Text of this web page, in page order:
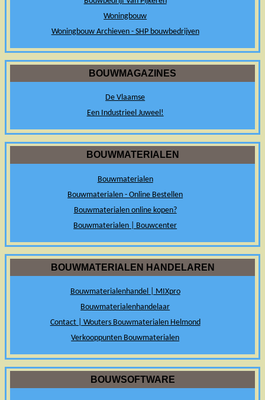
Woningbouw
Woningbouw Archieven - SHP bouwbedrijven
BOUWMAGAZINES
De Vlaamse
Een Industrieel Juweel!
BOUWMATERIALEN
Bouwmaterialen
Bouwmaterialen - Online Bestellen
Bouwmaterialen online kopen?
Bouwmaterialen | Bouwcenter
BOUWMATERIALEN HANDELAREN
Bouwmaterialenhandel | MIXpro
Bouwmaterialenhandelaar
Contact | Wouters Bouwmaterialen Helmond
Verkooppunten Bouwmaterialen
BOUWSOFTWARE